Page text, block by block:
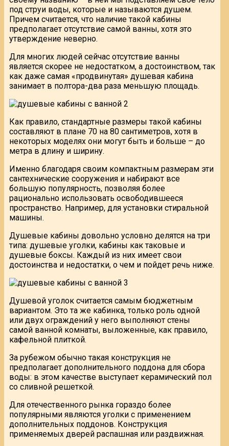
под струи воды, которые и называются душем.
Причем считается, что наличие такой кабины
предполагает отсутствие самой ванны, хотя это
утверждение неверно.
Для многих людей сейчас отсутствие ванны
является скорее не недостатком, а достоинством, так
как даже самая «продвинутая» душевая кабина
занимает в полтора-два раза меньшую площадь.
Как правило, стандартные размеры такой кабины
составляют в плане 70 на 80 сантиметров, хотя в
некоторых моделях они могут быть и больше – до
метра в длину и ширину.
Именно благодаря своим компактным размерам эти
сантехнические сооружения и набирают все
большую популярность, позволяя более
рационально использовать освободившееся
пространство. Например, для установки стиральной
машины.
Душевые кабины довольно условно делятся на три
типа: душевые уголки, кабины как таковые и
душевые боксы. Каждый из них имеет свои
достоинства и недостатки, о чем и пойдет речь ниже.
Душевой уголок считается самым бюджетным
вариантом. Это та же кабинка, только роль одной
или двух ограждений у него выполняют стены
самой ванной комнаты, выложенные, как правило,
кафельной плиткой.
За рубежом обычно такая конструкция не
предполагает дополнительного поддона для сбора
воды: в этом качестве выступает керамический пол
со сливной решеткой.
Для отечественного рынка гораздо более
популярными являются уголки с применением
дополнительных поддонов. Конструкция
применяемых дверей распашная или раздвижная.